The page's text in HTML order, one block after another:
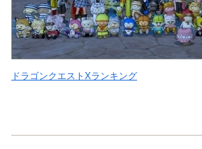
ドラゴンクエストXランキング